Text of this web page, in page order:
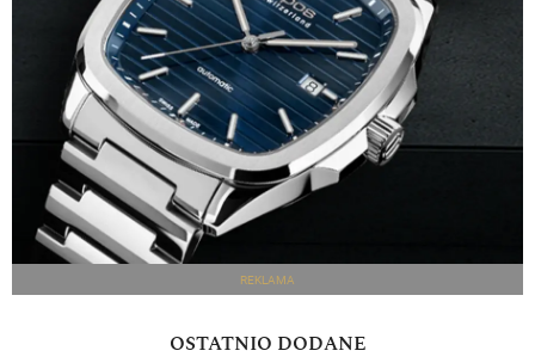
REKLAMA
OSTATNIO DODANE